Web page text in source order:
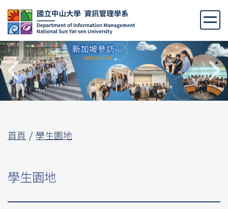
跳
到
主
要
內
容
區
首頁 學生園地
學生園地